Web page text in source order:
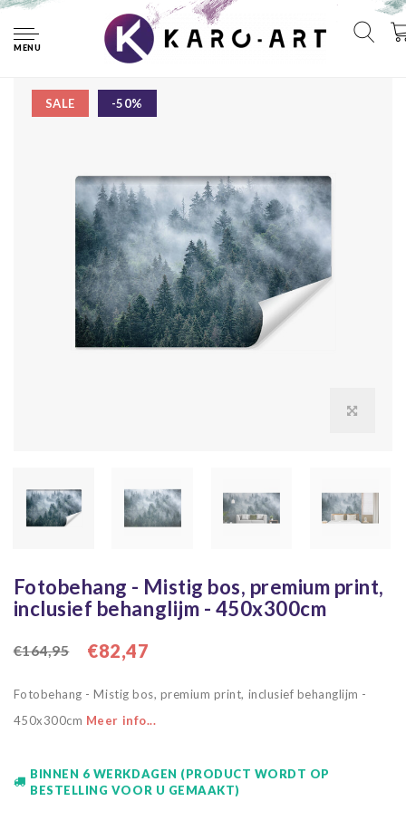
MENU
Fotobehang - Mistig bos, premium print, inclusief behanglijm
- 450x300cm
SALE -50%
Fotobehang - Mistig bos, premium print,
inclusief behanglijm - 450x300cm
€164,95 €82,47
Fotobehang - Mistig bos, premium print, inclusief behanglijm -
450x300cm Meer info...
BINNEN 6 WERKDAGEN (PRODUCT WORDT OP
BESTELLING VOOR U GEMAAKT)